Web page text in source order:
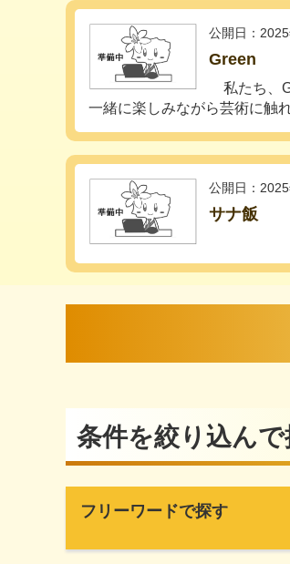
公開日：
Green
私たち、
一緒に楽しみながら芸術に触
公開日：
サナ飯
条件を絞り込んで
フリーワードで探す